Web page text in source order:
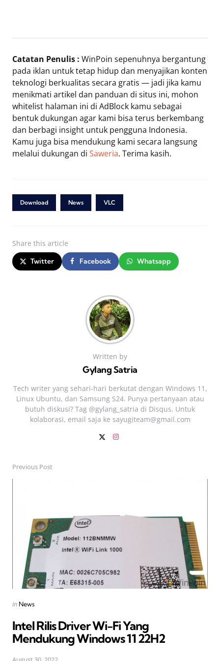
Catatan Penulis : WinPoin sepenuhnya bergantung
pada iklan untuk tetap hidup dan menyajikan konten
teknologi berkualitas secara gratis — jadi jika kamu
menikmati artikel dan panduan di situs ini, mohon
whitelist halaman ini di AdBlock kamu sebagai
bentuk dukungan agar kami bisa terus berkembang
dan berbagi insight untuk pengguna Indonesia.
Kamu juga bisa mendukung kami secara langsung
melalui dukungan di Saweria. Terima kasih.
Download News VLC
Share this article
Twitter Facebook Whatsapp
Written by
Gylang Satria
Tech writer yang sehari‑hari berkutat dengan Windows 11,
Linux Ubuntu, dan Samsung S24. Punya pertanyaan atau
butuh diskusi? Tag @gylang_satria di Disqus. Untuk
kolaborasi, email saja ke sayugiteam@gmail.com
PostPrevious Post
Posted
in News
Intel Rilis Driver Wi-Fi Yang
Mendukung Windows 11 22H2